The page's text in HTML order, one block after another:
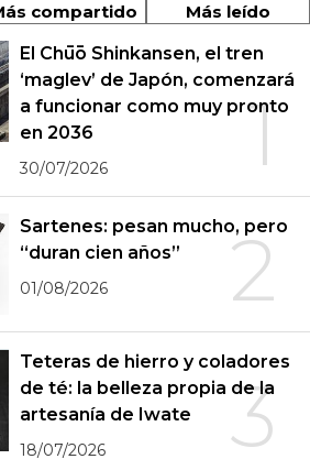
compartido Más leído
1
El Chūō Shinkansen, el tren
‘maglev’ de Japón, comenzará
a funcionar como muy pronto
en 2036
30/07/2026
2
Sartenes: pesan mucho, pero
“duran cien años”
01/08/2026
3
Teteras de hierro y coladores
de té: la belleza propia de la
artesanía de Iwate
18/07/2026